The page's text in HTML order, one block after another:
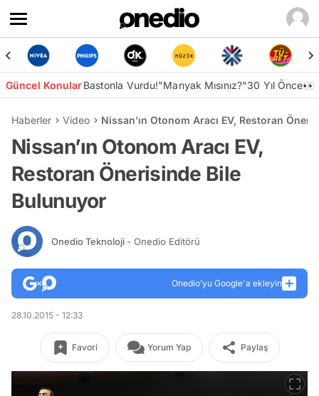
Güncel KonularBastonla Vurdu!"Manyak Mısınız?"30 Yıl Önce👀
Haberler Video Nissan’ın Otonom Aracı EV, Restoran
Nissan’ın Otonom Aracı EV,
Restoran Önerisinde Bile
Bulunuyor
Onedio Teknoloji - Onedio Editörü
Onedio’yu Google'a ekleyin
28.10.2015 - 12:33
Favori Yorum Yap Paylaş